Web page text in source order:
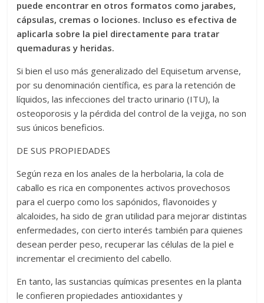
puede encontrar en otros formatos como jarabes,
cápsulas, cremas o lociones. Incluso es efectiva de
aplicarla sobre la piel directamente para tratar
quemaduras y heridas.
Si bien el uso más generalizado del Equisetum arvense,
por su denominación científica, es para la retención de
líquidos, las infecciones del tracto urinario (ITU), la
osteoporosis y la pérdida del control de la vejiga, no son
sus únicos beneficios.
DE SUS PROPIEDADES
Según reza en los anales de la herbolaria, la cola de
caballo es rica en componentes activos provechosos
para el cuerpo como los sapónidos, flavonoides y
alcaloides, ha sido de gran utilidad para mejorar distintas
enfermedades, con cierto interés también para quienes
desean perder peso, recuperar las células de la piel e
incrementar el crecimiento del cabello.
En tanto, las sustancias químicas presentes en la planta
le confieren propiedades antioxidantes y